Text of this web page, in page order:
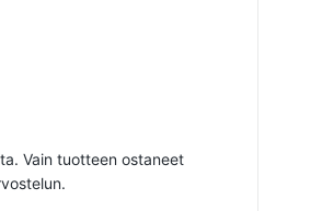
Vain tuotteen ostaneet